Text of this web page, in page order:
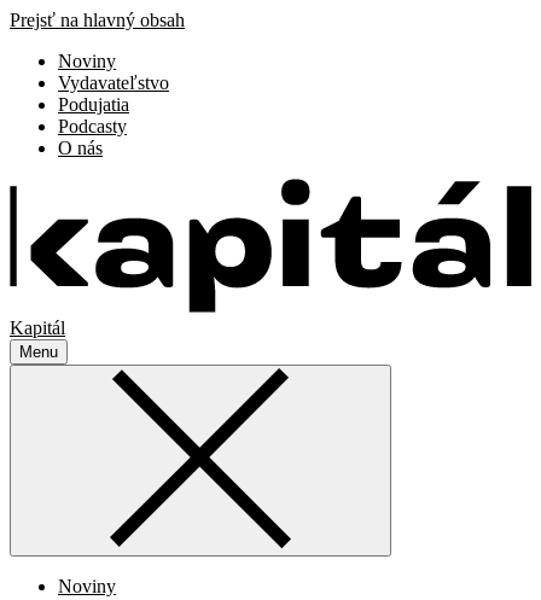
Prejsť na hlavný obsah
Noviny
Vydavateľstvo
Podujatia
Podcasty
O nás
Kapitál
Menu
Noviny